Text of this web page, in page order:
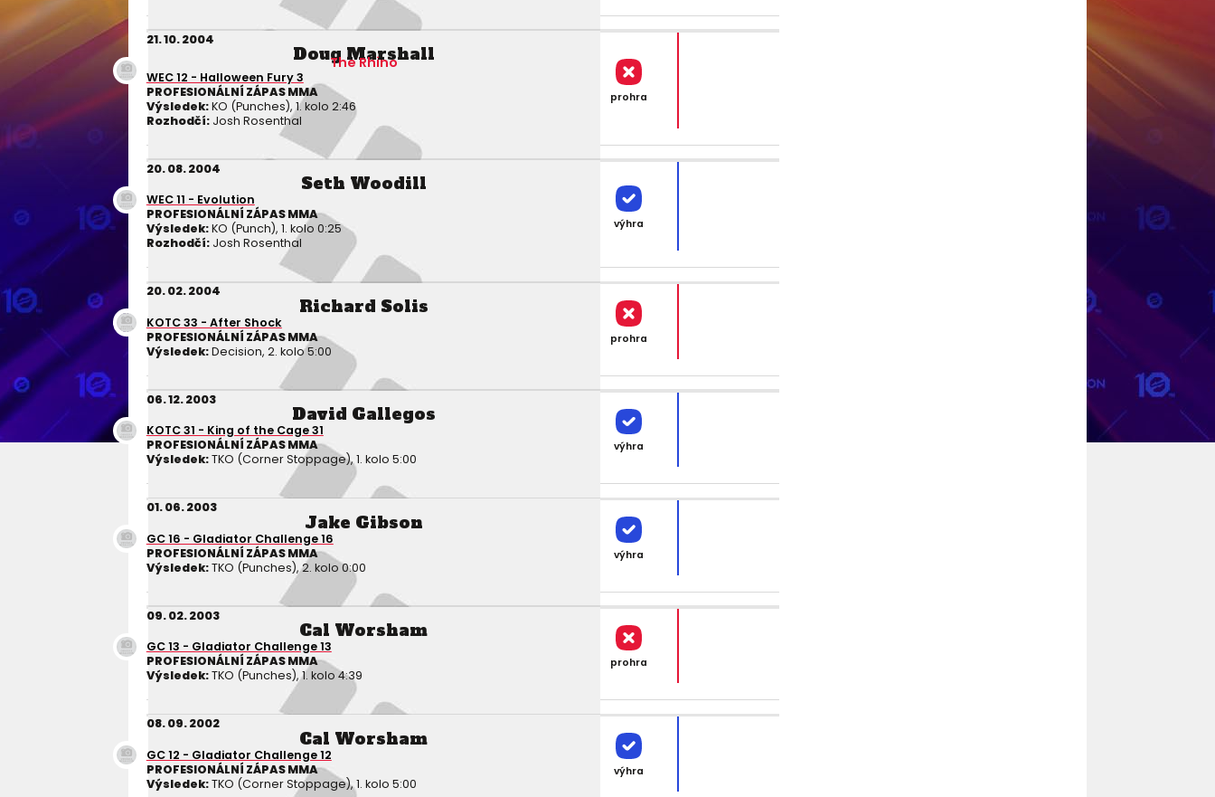
21. 10. 2004
Doug Marshall
The Rhino
WEC 12 - Halloween Fury 3
PROFESIONÁLNÍ ZÁPAS MMA
Výsledek:KO (Punches), 1. kolo 2:46
Rozhodčí:Josh Rosenthal
prohra
20. 08. 2004
Seth Woodill
WEC 11 - Evolution
PROFESIONÁLNÍ ZÁPAS MMA
Výsledek:KO (Punch), 1. kolo 0:25
Rozhodčí:Josh Rosenthal
výhra
20. 02. 2004
Richard Solis
KOTC 33 - After Shock
PROFESIONÁLNÍ ZÁPAS MMA
Výsledek:Decision, 2. kolo 5:00
prohra
06. 12. 2003
David Gallegos
KOTC 31 - King of the Cage 31
PROFESIONÁLNÍ ZÁPAS MMA
Výsledek:TKO (Corner Stoppage), 1. kolo 5:00
výhra
01. 06. 2003
Jake Gibson
GC 16 - Gladiator Challenge 16
PROFESIONÁLNÍ ZÁPAS MMA
Výsledek:TKO (Punches), 2. kolo 0:00
výhra
09. 02. 2003
Cal Worsham
GC 13 - Gladiator Challenge 13
PROFESIONÁLNÍ ZÁPAS MMA
Výsledek:TKO (Punches), 1. kolo 4:39
prohra
08. 09. 2002
Cal Worsham
GC 12 - Gladiator Challenge 12
PROFESIONÁLNÍ ZÁPAS MMA
Výsledek:TKO (Corner Stoppage), 1. kolo 5:00
výhra